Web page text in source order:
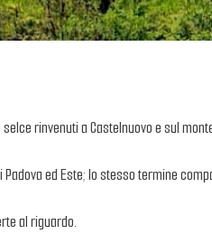
rinvenuti a Castelnuovo e sul
ed Este; lo stesso termine
al riguardo.